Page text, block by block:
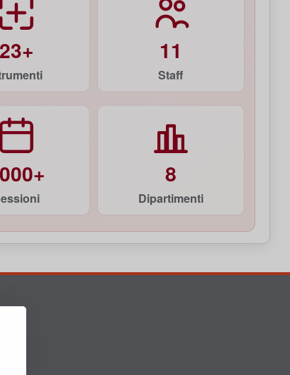
23+ 11
Staff
8
Dipartimenti